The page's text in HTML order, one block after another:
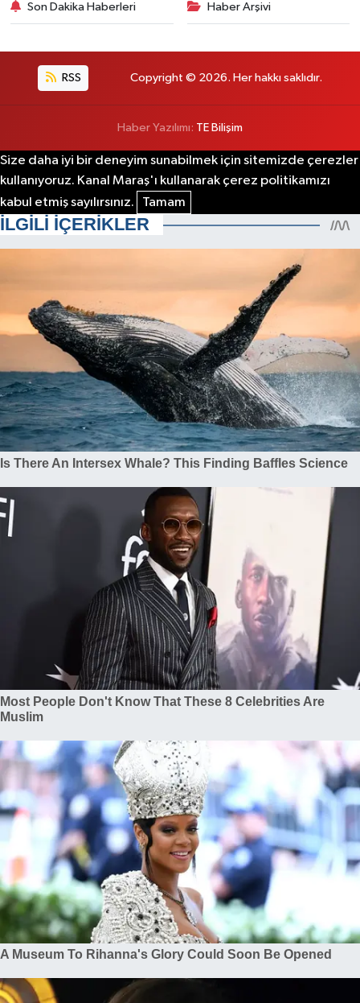
Son Dakika Haberleri Haber Arşivi
RSS Copyright © 2026. Her hakkı saklıdır.
Haber Yazılımı: TE Bilişim
Size daha iyi bir deneyim sunabilmek için sitemizde çerezler
kullanıyoruz. Kanal Maraş'ı kullanarak çerez politikamızı
kabul etmiş sayılırsınız.
Tamam